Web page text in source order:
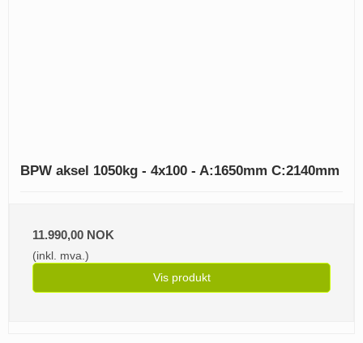
BPW aksel 1050kg - 4x100 - A:1650mm C:2140mm
11.990,00 NOK
(inkl. mva.)
Vis produkt